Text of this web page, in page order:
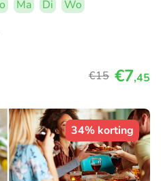
Ma Di
Wo
€15 €7,45
34% korting